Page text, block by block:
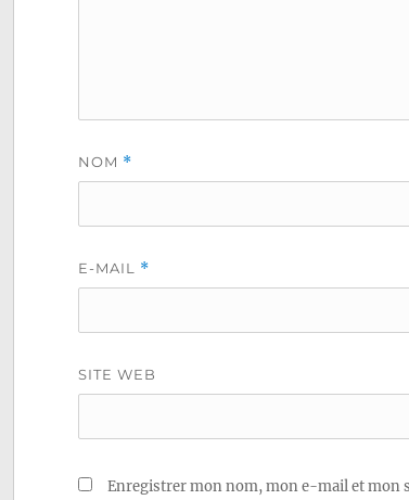
NOM *
E-MAIL *
SITE WEB
Enregistrer mon nom, mon e-mail et mon